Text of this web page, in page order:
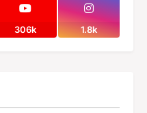
306k 1.8k